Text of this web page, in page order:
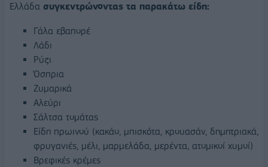
Ελλάδα συγκεντρώνοντας τα παρακάτω είδη:
Γάλα εβαπορέ
Λάδι
Ρύζι
Όσπρια
Ζυμαρικά
Αλεύρι
Σάλτσα τομάτας
Είδη πρωινού (κακάο, μπισκότα, κρουασάν, δημητριακά,
φρυγανιές, μέλι, μαρμελάδα, μερέντα, ατομικοί χυμοί)
Βρεφικές κρέμες